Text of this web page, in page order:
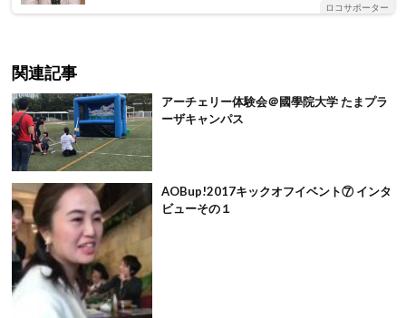
ロコサポーター
関連記事
アーチェリー体験会＠國學院大学 たまプラ
ーザキャンパス
AOBup!2017キックオフイベント⑦ インタ
ビューその１